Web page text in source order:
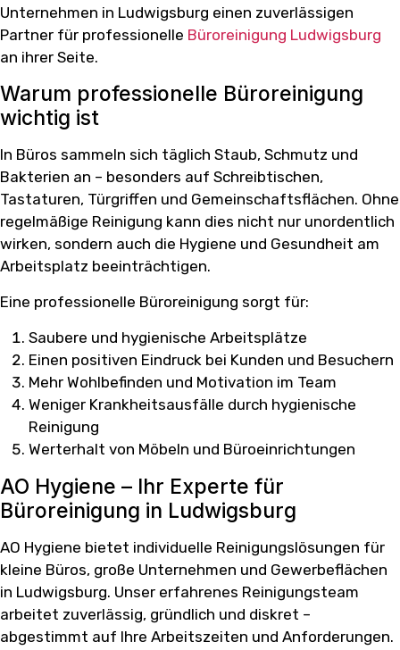
Unternehmen in Ludwigsburg einen zuverlässigen
Partner für professionelle Büroreinigung Ludwigsburg
an ihrer Seite.
Warum professionelle Büroreinigung
wichtig ist
In Büros sammeln sich täglich Staub, Schmutz und
Bakterien an – besonders auf Schreibtischen,
Tastaturen, Türgriffen und Gemeinschaftsflächen. Ohne
regelmäßige Reinigung kann dies nicht nur unordentlich
wirken, sondern auch die Hygiene und Gesundheit am
Arbeitsplatz beeinträchtigen.
Eine professionelle Büroreinigung sorgt für:
Saubere und hygienische Arbeitsplätze
Einen positiven Eindruck bei Kunden und Besuchern
Mehr Wohlbefinden und Motivation im Team
Weniger Krankheitsausfälle durch hygienische
Reinigung
Werterhalt von Möbeln und Büroeinrichtungen
AO Hygiene – Ihr Experte für
Büroreinigung in Ludwigsburg
AO Hygiene bietet individuelle Reinigungslösungen für
kleine Büros, große Unternehmen und Gewerbeflächen
in Ludwigsburg. Unser erfahrenes Reinigungsteam
arbeitet zuverlässig, gründlich und diskret –
abgestimmt auf Ihre Arbeitszeiten und Anforderungen.